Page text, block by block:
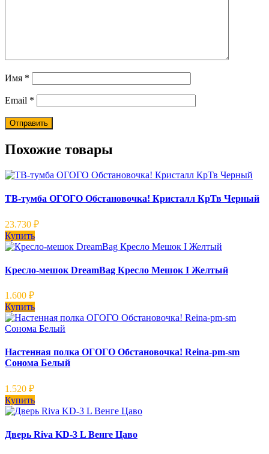
Имя *
Email *
Похожие товары
ТВ-тумба ОГОГО Обстановочка! Кристалл КрТв Черный
23.730 ₽
Купить
Кресло-мешок DreamBag Кресло Мешок I Желтый
1.600 ₽
Купить
Настенная полка ОГОГО Обстановочка! Reina-pm-sm
Сонома Белый
1.520 ₽
Купить
Дверь Riva KD-3 L Венге Цаво